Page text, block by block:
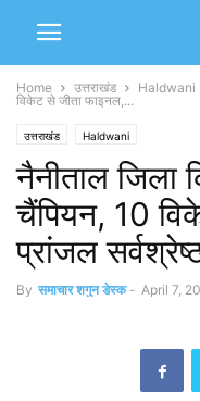
Home उत्तराखंड Haldwani
विकेट से जीता फाइनल,...
उत्तराखंड Haldwani
नैनीताल जिला
चैंपियन, 10
प्रांजल
By समाचार शगुन डेस्क - April 7,